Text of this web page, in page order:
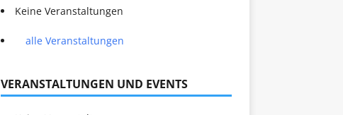
Keine Veranstaltungen
alle Veranstaltungen
VERANSTALTUNGEN UND EVENTS